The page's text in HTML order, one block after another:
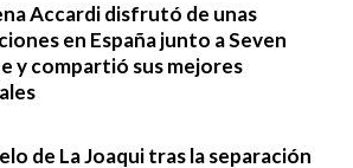
Accardi disfrutó de unas
en España junto a Seven
y compartió sus mejores
de La Joaqui tras la separación